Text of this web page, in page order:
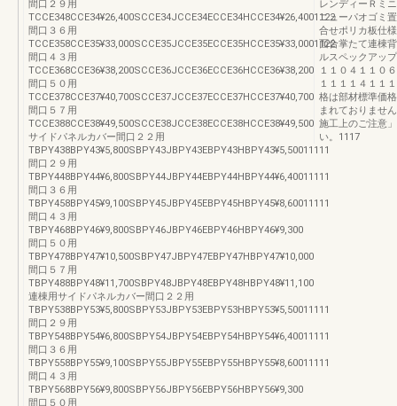
間口２９用
TCCE348CCE34¥26,400SCCE34JCCE34ECCE34HCCE34¥26,4001122
間口３６用
TCCE358CCE35¥33,000SCCE35JCCE35ECCE35HCCE35¥33,0001122
間口４３用
TCCE368CCE36¥38,200SCCE36JCCE36ECCE36HCCE36¥38,200
間口５０用
TCCE378CCE37¥40,700SCCE37JCCE37ECCE37HCCE37¥40,700
間口５７用
TCCE388CCE38¥49,500SCCE38JCCE38ECCE38HCCE38¥49,500
サイドパネルカバー間口２２用
TBPY438BPY43¥5,800SBPY43JBPY43EBPY43HBPY43¥5,50011111
間口２９用
TBPY448BPY44¥6,800SBPY44JBPY44EBPY44HBPY44¥6,40011111
間口３６用
TBPY458BPY45¥9,100SBPY45JBPY45EBPY45HBPY45¥8,60011111
間口４３用
TBPY468BPY46¥9,800SBPY46JBPY46EBPY46HBPY46¥9,300
間口５０用
TBPY478BPY47¥10,500SBPY47JBPY47EBPY47HBPY47¥10,000
間口５７用
TBPY488BPY48¥11,700SBPY48JBPY48EBPY48HBPY48¥11,100
連棟用サイドパネルカバー間口２２用
TBPY538BPY53¥5,800SBPY53JBPY53EBPY53HBPY53¥5,50011111
間口２９用
TBPY548BPY54¥6,800SBPY54JBPY54EBPY54HBPY54¥6,40011111
間口３６用
TBPY558BPY55¥9,100SBPY55JBPY55EBPY55HBPY55¥8,60011111
間口４３用
TBPY568BPY56¥9,800SBPY56JBPY56EBPY56HBPY56¥9,300
間口５０用
レンディーＲミ
ニューパオゴミ
合せポリカ板仕
面合掌たて連棟
ルスペックアッ
１１０４１１０
１１１１４１１
格は部材標準価
まれておりませ
施工上のご注意
い。1117